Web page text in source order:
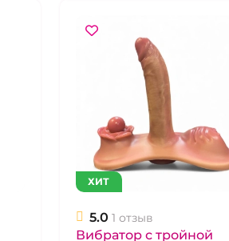
ХИТ
5.0 1 отзыв
Вибратор с тройной